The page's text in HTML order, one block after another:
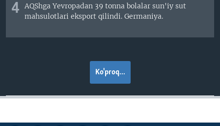
4
AQShga Yevropadan 39 tonna bolalar sun'iy sut
mahsulotlari eksport qilindi. Germaniya.
Ko'proq...